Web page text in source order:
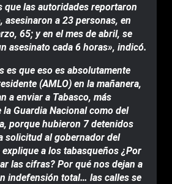
que las autoridades reportaron
asesinaron a 23 personas, en
65; y en el mes de abril, se
asesinato cada 6 horas», indicó.
es que eso es absolutamente
(AMLO) en la mañanera,
a enviar a Tabasco, más
Guardia Nacional como del
porque hubieron 7 detenidos
solicitud al gobernador del
a los tabasqueños ¿Por
las cifras? Por qué nos dejan a
indefensión total… las calles se